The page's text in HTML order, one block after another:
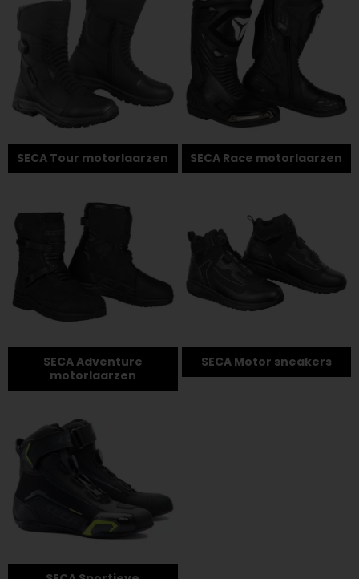
SECA Tour motorlaarzen SECA Race motorlaarzen
SECA Adventure
motorlaarzen
SECA Motor sneakers